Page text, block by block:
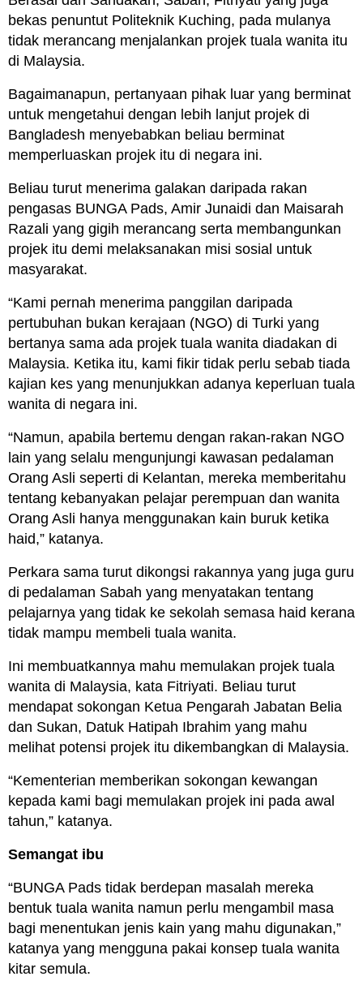
bekas penuntut Politeknik Kuching, pada mulanya
tidak merancang menjalankan projek tuala wanita itu
di Malaysia.
Bagaimanapun, pertanyaan pihak luar yang berminat
untuk mengetahui dengan lebih lanjut projek di
Bangladesh menyebabkan beliau berminat
memperluaskan projek itu di negara ini.
Beliau turut menerima galakan daripada rakan
pengasas BUNGA Pads, Amir Junaidi dan Maisarah
Razali yang gigih merancang serta membangunkan
projek itu demi melaksanakan misi sosial untuk
masyarakat.
“Kami pernah menerima panggilan daripada
pertubuhan bukan kerajaan (NGO) di Turki yang
bertanya sama ada projek tuala wanita diadakan di
Malaysia. Ketika itu, kami fikir tidak perlu sebab tiada
kajian kes yang menunjukkan adanya keperluan tuala
wanita di negara ini.
“Namun, apabila bertemu dengan rakan-rakan NGO
lain yang selalu mengunjungi kawasan pedalaman
Orang Asli seperti di Kelantan, mereka memberitahu
tentang kebanyakan pelajar perempuan dan wanita
Orang Asli hanya menggunakan kain buruk ketika
haid,” katanya.
Perkara sama turut dikongsi rakannya yang juga guru
di pedalaman Sabah yang menyatakan tentang
pelajarnya yang tidak ke sekolah semasa haid kerana
tidak mampu membeli tuala wanita.
Ini membuatkannya mahu memulakan projek tuala
wanita di Malaysia, kata Fitriyati. Beliau turut
mendapat sokongan Ketua Pengarah Jabatan Belia
dan Sukan, Datuk Hatipah Ibrahim yang mahu
melihat potensi projek itu dikembangkan di Malaysia.
“Kementerian memberikan sokongan kewangan
kepada kami bagi memulakan projek ini pada awal
tahun,” katanya.
Semangat ibu
“BUNGA Pads tidak berdepan masalah mereka
bentuk tuala wanita namun perlu mengambil masa
bagi menentukan jenis kain yang mahu digunakan,”
katanya yang mengguna pakai konsep tuala wanita
kitar semula.